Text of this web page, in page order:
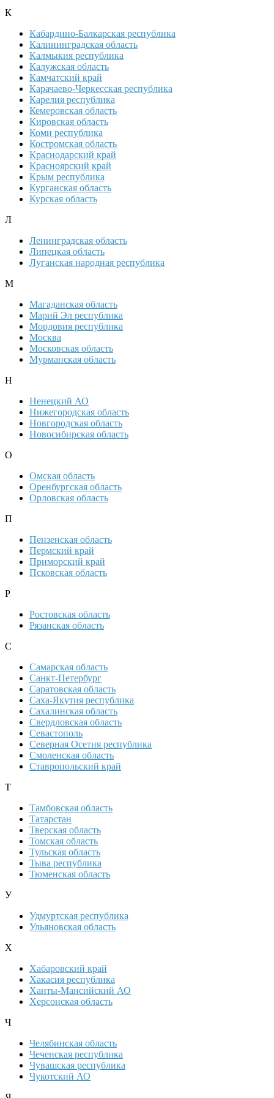
К
Кабардино-Балкарская республика
Калининградская область
Калмыкия республика
Калужская область
Камчатский край
Карачаево-Черкесская республика
Карелия республика
Кемеровская область
Кировская область
Коми республика
Костромская область
Краснодарский край
Красноярский край
Крым республика
Курганская область
Курская область
Л
Ленинградская область
Липецкая область
Луганская народная республика
М
Магаданская область
Марий Эл республика
Мордовия республика
Москва
Московская область
Мурманская область
Н
Ненецкий АО
Нижегородская область
Новгородская область
Новосибирская область
О
Омская область
Оренбургская область
Орловская область
П
Пензенская область
Пермский край
Приморский край
Псковская область
Р
Ростовская область
Рязанская область
С
Самарская область
Санкт-Петербург
Саратовская область
Саха-Якутия республика
Сахалинская область
Свердловская область
Севастополь
Северная Осетия республика
Смоленская область
Ставропольский край
Т
Тамбовская область
Татарстан
Тверская область
Томская область
Тульская область
Тыва республика
Тюменская область
У
Удмуртская республика
Ульяновская область
Х
Хабаровский край
Хакасия республика
Ханты-Мансийский АО
Херсонская область
Ч
Челябинская область
Чеченская республика
Чувашская республика
Чукотский АО